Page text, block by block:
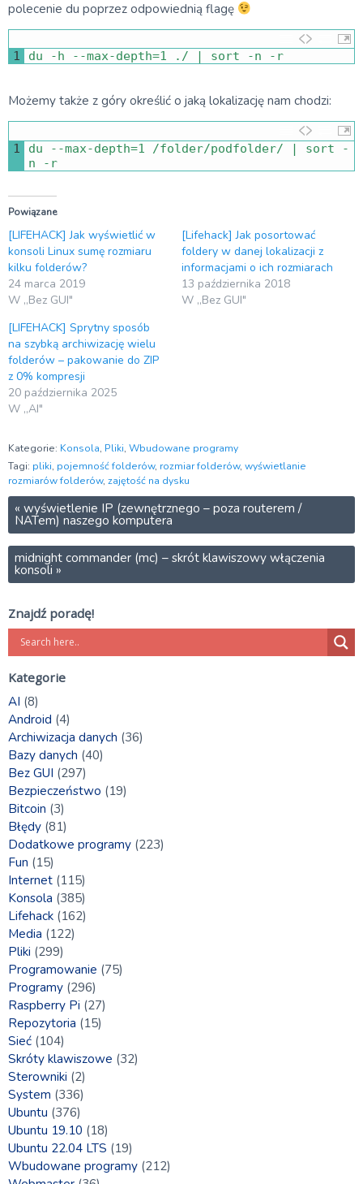
polecenie du poprzez odpowiednią flagę
1 du -h --max-depth=1 . / | sort -n - r
Możemy także z góry określić o jaką lokalizację nam chodzi:
1 du --max-depth=1 /folder/podfolder/ | sort
-
n
- r
Powiązane
[LIFEHACK] Jak wyświetlić w
konsoli Linux sumę rozmiaru
kilku folderów?
24 marca 2019
W „Bez GUI"
[Lifehack] Jak posortować
foldery w danej lokalizacji z
informacjami o ich rozmiarach
13 października 2018
W „Bez GUI"
[LIFEHACK] Sprytny sposób
na szybką archiwizację wielu
folderów – pakowanie do ZIP
z 0% kompresji
20 października 2025
W „AI"
Kategorie: Konsola, Pliki, Wbudowane programy
Tagi: pliki, pojemność folderów, rozmiar folderów, wyświetlanie
rozmiarów folderów, zajętość na dysku
« wyświetlenie IP (zewnętrznego – poza routerem /
NATem) naszego komputera
midnight commander (mc) – skrót klawiszowy włączenia
konsoli »
Znajdź poradę!
Kategorie
AI (8)
Android (4)
Archiwizacja danych (36)
Bazy danych (40)
Bez GUI (297)
Bezpieczeństwo (19)
Bitcoin (3)
Błędy (81)
Dodatkowe programy (223)
Fun (15)
Internet (115)
Konsola (385)
Lifehack (162)
Media (122)
Pliki (299)
Programowanie (75)
Programy (296)
Raspberry Pi (27)
Repozytoria (15)
Sieć (104)
Skróty klawiszowe (32)
Sterowniki (2)
System (336)
Ubuntu (376)
Ubuntu 19.10 (18)
Ubuntu 22.04 LTS (19)
Wbudowane programy (212)